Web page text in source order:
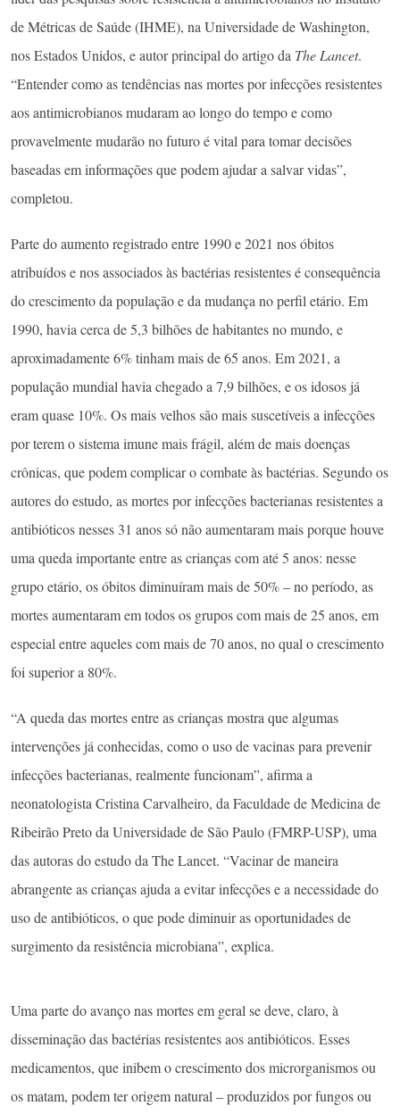
de Métricas de Saúde (IHME), na Universidade de Washington,
nos Estados Unidos, e autor principal do artigo da The Lancet.
“Entender como as tendências nas mortes por infecções resistentes
aos antimicrobianos mudaram ao longo do tempo e como
provavelmente mudarão no futuro é vital para tomar decisões
baseadas em informações que podem ajudar a salvar vidas”,
completou.
Parte do aumento registrado entre 1990 e 2021 nos óbitos
atribuídos e nos associados às bactérias resistentes é consequência
do crescimento da população e da mudança no perfil etário. Em
1990, havia cerca de 5,3 bilhões de habitantes no mundo, e
aproximadamente 6% tinham mais de 65 anos. Em 2021, a
população mundial havia chegado a 7,9 bilhões, e os idosos já
eram quase 10%. Os mais velhos são mais suscetíveis a infecções
por terem o sistema imune mais frágil, além de mais doenças
crônicas, que podem complicar o combate às bactérias. Segundo os
autores do estudo, as mortes por infecções bacterianas resistentes a
antibióticos nesses 31 anos só não aumentaram mais porque houve
uma queda importante entre as crianças com até 5 anos: nesse
grupo etário, os óbitos diminuíram mais de 50% – no período, as
mortes aumentaram em todos os grupos com mais de 25 anos, em
especial entre aqueles com mais de 70 anos, no qual o crescimento
foi superior a 80%.
“A queda das mortes entre as crianças mostra que algumas
intervenções já conhecidas, como o uso de vacinas para prevenir
infecções bacterianas, realmente funcionam”, afirma a
neonatologista Cristina Carvalheiro, da Faculdade de Medicina de
Ribeirão Preto da Universidade de São Paulo (FMRP-USP), uma
das autoras do estudo da The Lancet. “Vacinar de maneira
abrangente as crianças ajuda a evitar infecções e a necessidade do
uso de antibióticos, o que pode diminuir as oportunidades de
surgimento da resistência microbiana”, explica.
Uma parte do avanço nas mortes em geral se deve, claro, à
disseminação das bactérias resistentes aos antibióticos. Esses
medicamentos, que inibem o crescimento dos microrganismos ou
os matam, podem ter origem natural – produzidos por fungos ou